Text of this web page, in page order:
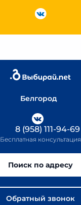
Белгород
8 (958) 111-94-69
Бесплатная консультация
Поиск по адресу
Обратный звонок